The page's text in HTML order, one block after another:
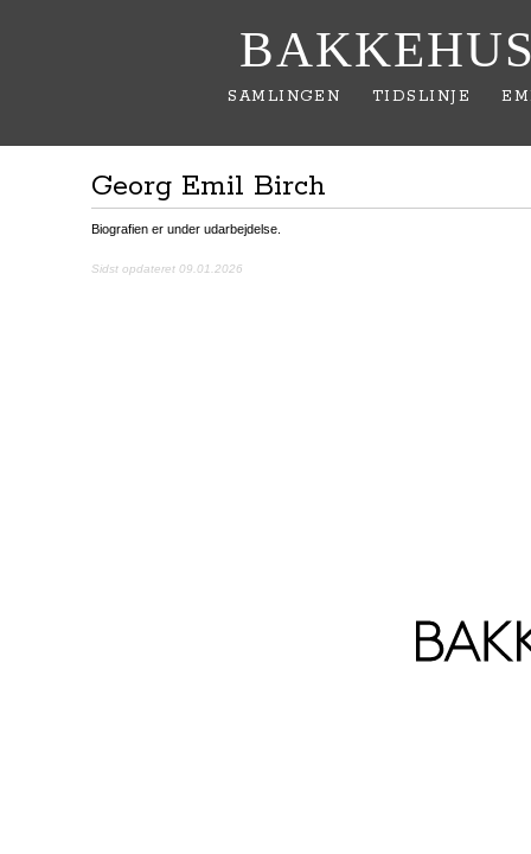
SAMLINGEN TIDSLINJE
Georg Emil Birch
Biografien er under udarbejdelse.
Sidst opdateret 09.01.2026